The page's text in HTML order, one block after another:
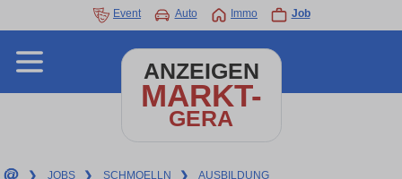
Event Auto Immo Job
ANZEIGEN
MARKT-
GERA
❯ JOBS ❯ SCHMOELLN ❯ AUSBILDUNG